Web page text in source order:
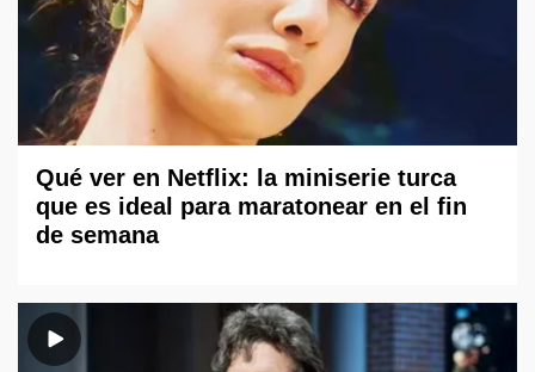
Qué ver en Netflix: la miniserie turca
que es ideal para maratonear en el fin
de semana